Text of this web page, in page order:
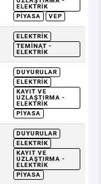
ELEKTRIK
PIYASA
VEP
ELEKTRIK
TEMINAT -
ELEKTRIK
DUYURULAR
ELEKTRIK
KAYIT VE
UZLAŞTIRMA -
ELEKTRIK
PIYASA
DUYURULAR
ELEKTRIK
KAYIT VE
UZLAŞTIRMA -
ELEKTRIK
PIYASA